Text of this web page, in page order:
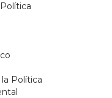
Política